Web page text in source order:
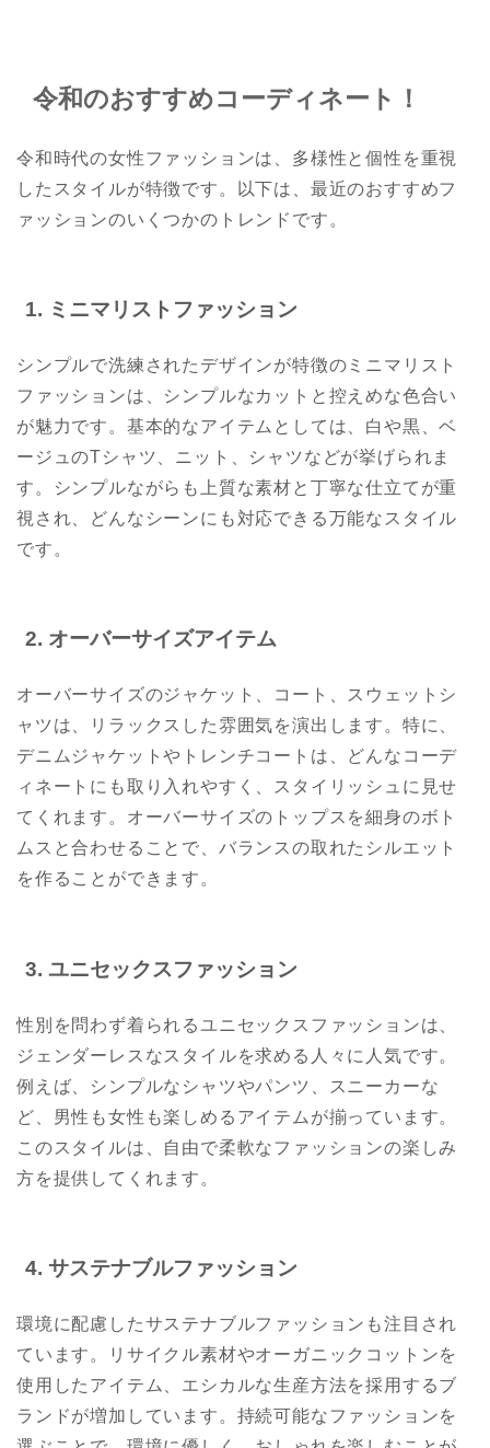
令和のおすすめコーディネート！
令和時代の女性ファッションは、多様性と個性を重視
したスタイルが特徴です。以下は、最近のおすすめフ
ァッションのいくつかのトレンドです。
1. ミニマリストファッション
シンプルで洗練されたデザインが特徴のミニマリスト
ファッションは、シンプルなカットと控えめな色合い
が魅力です。基本的なアイテムとしては、白や黒、ベ
ージュのTシャツ、ニット、シャツなどが挙げられま
す。シンプルながらも上質な素材と丁寧な仕立てが重
視され、どんなシーンにも対応できる万能なスタイル
です。
2. オーバーサイズアイテム
オーバーサイズのジャケット、コート、スウェットシ
ャツは、リラックスした雰囲気を演出します。特に、
デニムジャケットやトレンチコートは、どんなコーデ
ィネートにも取り入れやすく、スタイリッシュに見せ
てくれます。オーバーサイズのトップスを細身のボト
ムスと合わせることで、バランスの取れたシルエット
を作ることができます。
3. ユニセックスファッション
性別を問わず着られるユニセックスファッションは、
ジェンダーレスなスタイルを求める人々に人気です。
例えば、シンプルなシャツやパンツ、スニーカーな
ど、男性も女性も楽しめるアイテムが揃っています。
このスタイルは、自由で柔軟なファッションの楽しみ
方を提供してくれます。
4. サステナブルファッション
環境に配慮したサステナブルファッションも注目され
ています。リサイクル素材やオーガニックコットンを
使用したアイテム、エシカルな生産方法を採用するブ
ランドが増加しています。持続可能なファッションを